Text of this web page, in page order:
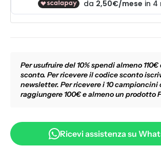
Per usufruire del 10% spendi almeno
sconto. Per ricevere il codice sconto
newsletter. Per ricevere i 10 campioncini
raggiungere 100€ e almeno un prodotto
Ricevi assistenza su